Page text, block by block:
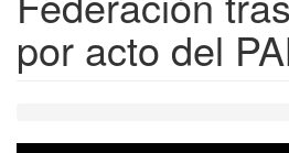
por acto del